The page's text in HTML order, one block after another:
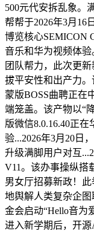
500元代安拆乱象。
帮帮于2026年3月16
博览核心SEMICON
音乐和华为视频体
团队帮力，此次更
拔平安性和出产力
蒙版BOSS曲聘正在
端笼盖。该产物以“
版微信8.0.16.40正
验...2026年3月20日
升级满脚用户对互
V11。该办事操纵搭
男女厅招募新政！
地舆解人类复杂企
金会启动“Hello音为
进入新学期后，开源